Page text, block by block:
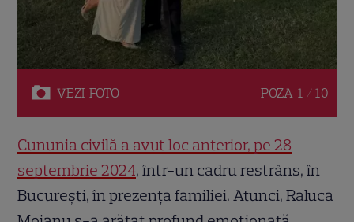
VEZI FOTO POZA 1 / 10
Cununia civilă a avut loc anterior, pe 28
septembrie 2024, într-un cadru restrâns, în
București, în prezența familiei. Atunci, Raluca